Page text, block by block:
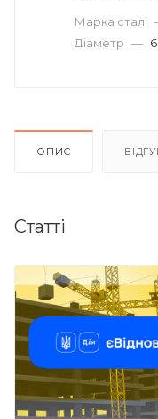
Марка сталі
Діаметр —
ОПИС
Статті